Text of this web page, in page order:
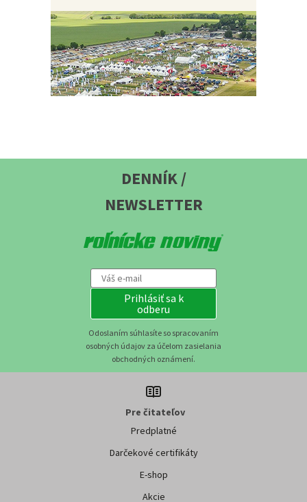
DENNÍK /
NEWSLETTER
Prihlásiť sa k
odberu
Odoslaním súhlasíte so spracovaním
obchodných oznámení.